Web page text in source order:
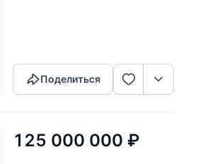
Поделиться
125 000 000 ₽